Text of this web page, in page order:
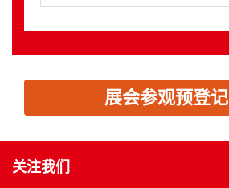
展会参观预登记
关注我们